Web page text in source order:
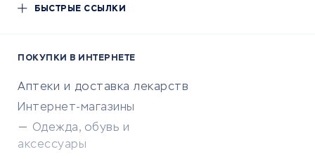
БЫСТРЫЕ ССЫЛКИ
ПОКУПКИ В ИНТЕРНЕТЕ
Аптеки и доставка лекарств
Интернет-магазины
Одежда, обувь и
аксессуары